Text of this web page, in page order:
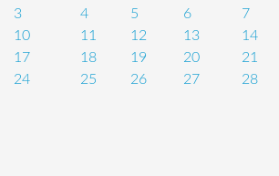
3
4 5 6 7
10
11 12 13 14
17
18 19 20 21
24
25 26 27 28